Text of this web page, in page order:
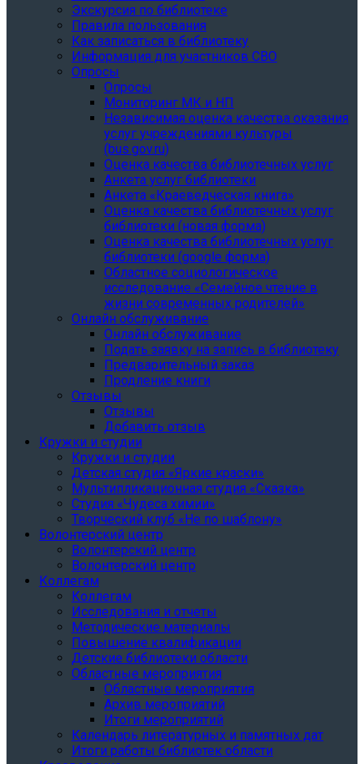
Экскурсия по библиотеке
Правила пользования
Как записаться в библиотеку
Информация для участников СВО
Опросы
Опросы
Мониторинг МК и НП
Независимая оценка качества оказания
услуг учреждениями культуры
(bus.gov.ru)
Оценка качества библиотечных услуг
Анкета услуг библиотеки
Анкета «Краеведческая книга»
Oценка качества библиотечных услуг
библиотеки (новая форма)
Oценка качества библиотечных услуг
библиотеки (google форма)
Областное социологическое
исследование «Семейное чтение в
жизни современных родителей»
Онлайн обслуживание
Онлайн обслуживание
Подать заявку на запись в библиотеку
Предварительный заказ
Продление книги
Отзывы
Отзывы
Добавить отзыв
Кружки и студии
Кружки и студии
Детская студия «Яркие краски»
Мультипликационная студия «Сказка»
Студия «Чудеса химии»
Творческий клуб «Не по шаблону»
Волонтерский центр
Волонтерский центр
Волонтерский центр
Коллегам
Коллегам
Исследования и отчеты
Методические материалы
Повышение квалификации
Детские библиотеки области
Областные мероприятия
Областные мероприятия
Архив мероприятий
Итоги мероприятий
Календарь литературных и памятных дат
Итоги работы библиотек области